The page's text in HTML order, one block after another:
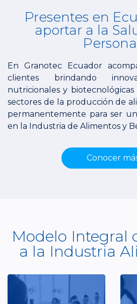
Presentes en
aportar a la
En Granotec Ecuador
clientes brindando
nutricionales y biotecnológicas
sectores de la producción de
permanentemente para ser
en la Industria de Alimentos y
Conocer
Modelo Integral
a la Industria